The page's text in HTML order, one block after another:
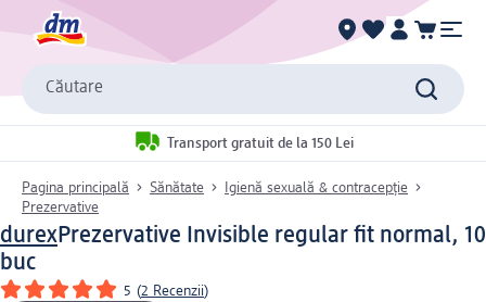
Căutare
Transport gratuit de la 150 Lei
Pagina principală Sănătate
Igienă sexuală & contracepție
Prezervative
durexPrezervative Invisible regular fit normal, 10
buc
5 (2 Recenzii)